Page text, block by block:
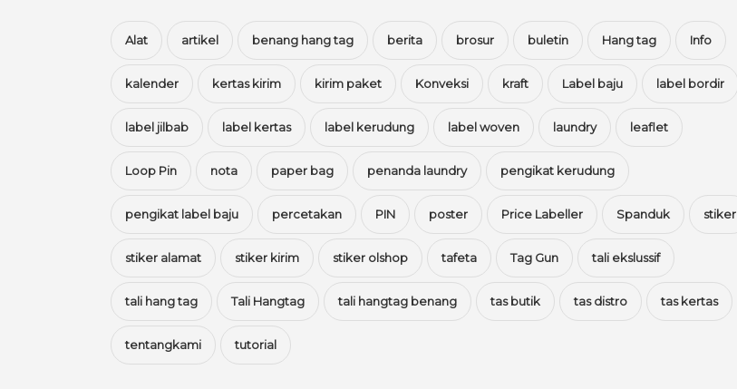
Alat artikel benang hang tag berita brosur buletin Hang tag Info
kalender kertas kirim kirim paket Konveksi kraft Label baju label bordir
label jilbab label kertas label kerudung label woven laundry leaflet
Loop Pin nota paper bag penanda laundry pengikat kerudung
pengikat label baju percetakan PIN poster Price Labeller Spanduk stiker
stiker alamat stiker kirim stiker olshop tafeta Tag Gun tali ekslussif
tali hang tag Tali Hangtag tali hangtag benang tas butik tas distro tas kertas
tentangkami tutorial